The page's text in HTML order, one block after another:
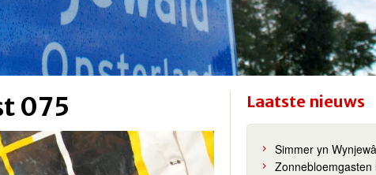
075 Laatste nieuws
Simmer yn
Zonnebloemgasten